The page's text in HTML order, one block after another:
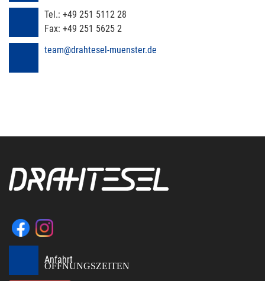
Tel.: +49 251 5112 28
Fax: +49 251 5625 2
team@drahtesel-muenster.de
Anfahrt
ÖFFNUNGSZEITEN